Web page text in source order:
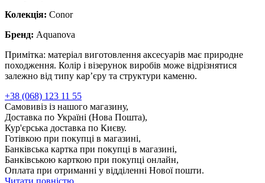
Колекція: Conor
Бренд: Aquanova
Примітка: матеріал виготовлення аксесуарів має природне
походження. Колір і візерунок виробів може відрізнятися
залежно від типу кар’єру та структури каменю.
+38 (068) 123 11 55
Самовивіз із нашого магазину,
Доставка по Україні (Нова Пошта),
Кур'єрська доставка по Києву.
Готівкою при покупці в магазині,
Банківська картка при покупці в магазині,
Банківською карткою при покупці онлайн,
Оплата при отриманні у відділенні Нової пошти.
Читати повністю